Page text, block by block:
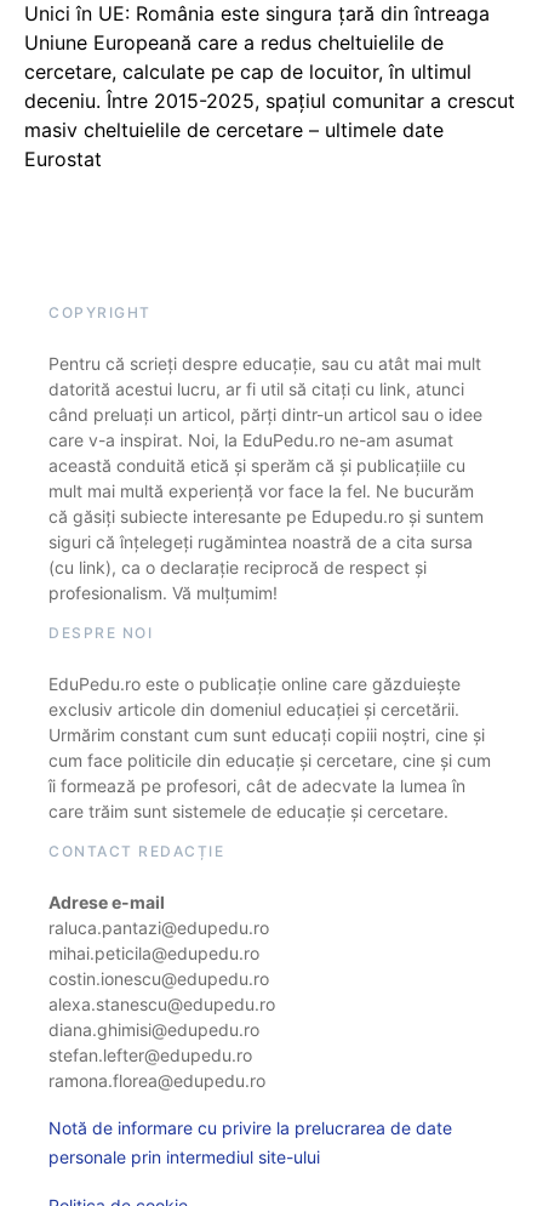
Unici în UE: România este singura țară din întreaga
Uniune Europeană care a redus cheltuielile de
cercetare, calculate pe cap de locuitor, în ultimul
deceniu. Între 2015-2025, spațiul comunitar a crescut
masiv cheltuielile de cercetare – ultimele date
Eurostat
COPYRIGHT
Pentru că scrieți despre educație, sau cu atât mai mult
datorită acestui lucru, ar fi util să citați cu link, atunci
când preluați un articol, părți dintr-un articol sau o idee
care v-a inspirat. Noi, la EduPedu.ro ne-am asumat
această conduită etică și sperăm că și publicațiile cu
mult mai multă experiență vor face la fel. Ne bucurăm
că găsiți subiecte interesante pe Edupedu.ro și suntem
siguri că înțelegeți rugămintea noastră de a cita sursa
(cu link), ca o declarație reciprocă de respect și
profesionalism. Vă mulțumim!
DESPRE NOI
EduPedu.ro este o publicație online care găzduiește
exclusiv articole din domeniul educației și cercetării.
Urmărim constant cum sunt educați copiii noștri, cine și
cum face politicile din educație și cercetare, cine și cum
îi formează pe profesori, cât de adecvate la lumea în
care trăim sunt sistemele de educație și cercetare.
CONTACT REDACȚIE
Adrese e-mail
raluca.pantazi@edupedu.ro
mihai.peticila@edupedu.ro
costin.ionescu@edupedu.ro
alexa.stanescu@edupedu.ro
diana.ghimisi@edupedu.ro
stefan.lefter@edupedu.ro
ramona.florea@edupedu.ro
Notă de informare cu privire la prelucrarea de date
personale prin intermediul site-ului